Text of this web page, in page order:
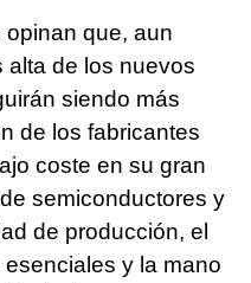
que, aun
alta de los nuevos
siendo más
de los fabricantes
coste en su gran
semiconductores y
de producción, el
y la mano